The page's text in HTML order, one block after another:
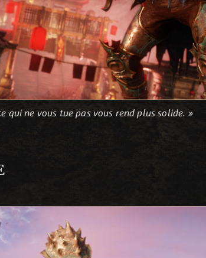
qui ne vous tue pas vous rend plus solide. »